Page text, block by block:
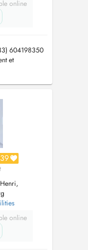
online
604198350
et
manuelle
mouvement.
online